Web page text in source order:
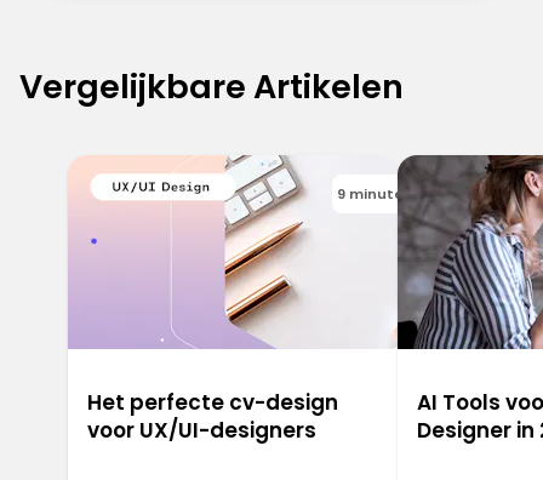
Vergelijkbare Artikelen
9 minutes
Het perfecte cv-design
voor UX/UI-designers
AI Tools
Designer in